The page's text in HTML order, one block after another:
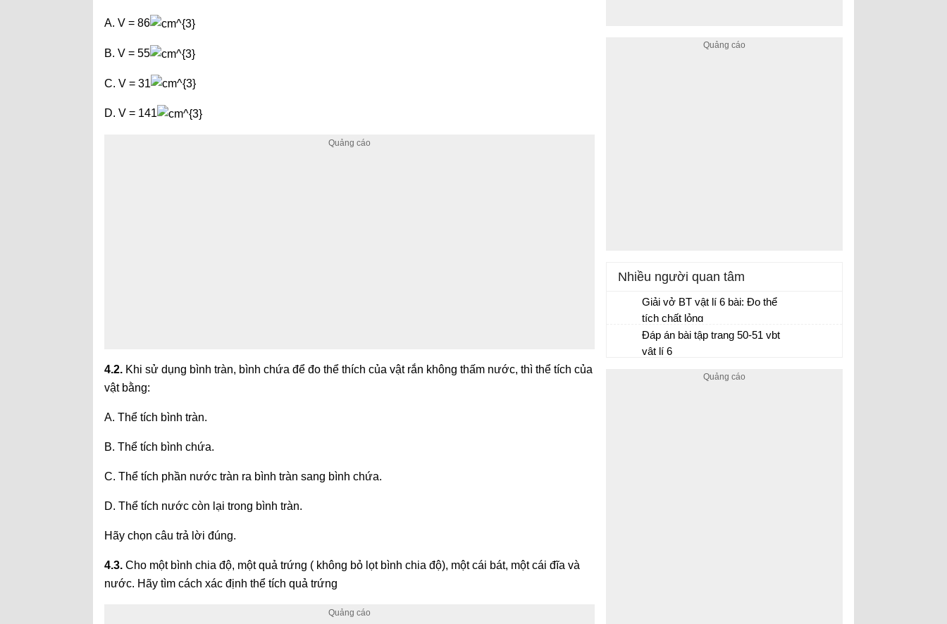
A. V = 86
B. V = 55
C. V = 31
D. V = 141
4.2. Khi sử dụng bình tràn, bình chứa để đo thể thích của vật rắn không thấm nước, thì thể tích của
vật bằng:
A. Thể tích bình tràn.
B. Thể tích bình chứa.
C. Thể tích phần nước tràn ra bình tràn sang bình chứa.
D. Thể tích nước còn lại trong bình tràn.
Hãy chọn câu trả lời đúng.
4.3. Cho một bình chia độ, một quả trứng ( không bỏ lọt bình chia độ), một cái bát, một cái đĩa và
nước. Hãy tìm cách xác định thể tích quả trứng
Nhiều người quan tâm
Giải vở BT vật lí 6 bài: Đo thể
tích chất lỏng
Đáp án bài tập trang 50-51 vbt
vật lí 6